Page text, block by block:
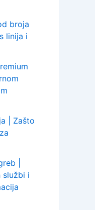
broja
linija i
| Zašto
|
službi i